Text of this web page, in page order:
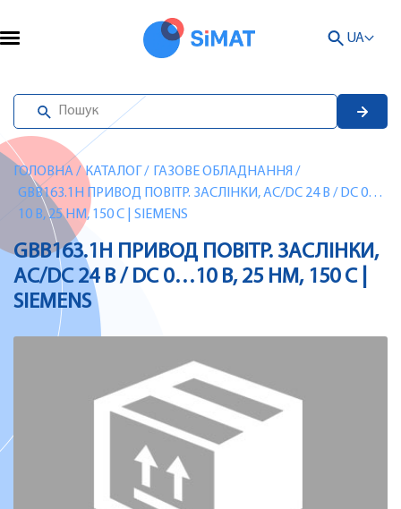
UA
ГОЛОВНА/ КАТАЛОГ / ГАЗОВЕ ОБЛАДНАННЯ /
GBB163.1H ПРИВОД ПОВІТР. ЗАСЛІНКИ, AC/DC 24 В / DC 0…
10 В, 25 НМ, 150 С | SIEMENS
GBB163.1H ПРИВОД ПОВІТР. ЗАСЛІНКИ,
AC/DC 24 В / DC 0…10 В, 25 НМ, 150 С |
SIEMENS